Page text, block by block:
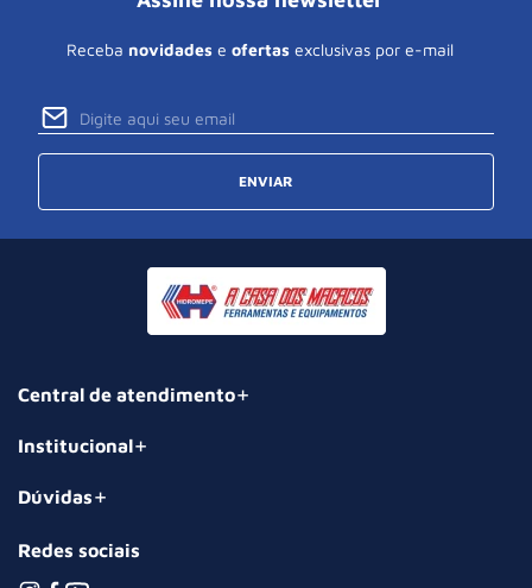
Receba novidades e ofertas exclusivas por e-mail
ENVIAR
Central de atendimento
Institucional
Dúvidas
Redes sociais